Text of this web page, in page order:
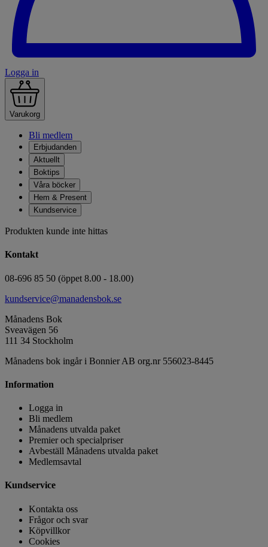
Logga in
Varukorg
Bli medlem
Erbjudanden
Aktuellt
Boktips
Våra böcker
Hem & Present
Kundservice
Produkten kunde inte hittas
Kontakt
08-696 85 50 (öppet 8.00 - 18.00)
kundservice@manadensbok.se
Månadens Bok
Sveavägen 56
111 34 Stockholm
Månadens bok ingår i Bonnier AB org.nr 556023-8445
Information
Logga in
Bli medlem
Månadens utvalda paket
Premier och specialpriser
Avbeställ Månadens utvalda paket
Medlemsavtal
Kundservice
Kontakta oss
Frågor och svar
Köpvillkor
Cookies